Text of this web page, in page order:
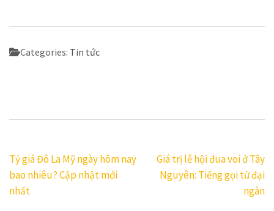
Categories: Tin tức
Điều
hướng
bài
Tỷ giá Đô La Mỹ ngày hôm nay
bao nhiêu? Cập nhật mới
nhất
Giá trị lễ hội đua voi ở Tây
Nguyên: Tiếng gọi từ đại
ngàn